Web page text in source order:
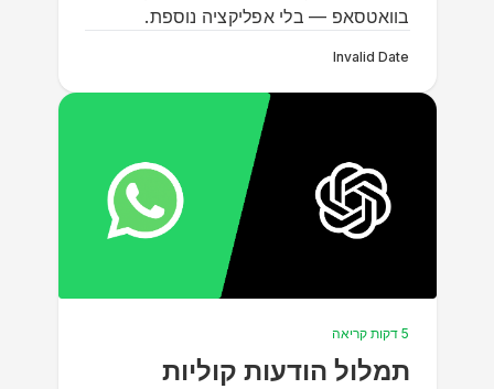
בוואטסאפ — בלי אפליקציה נוספת.
Invalid Date
5 דקות קריאה
תמלול הודעות קוליות